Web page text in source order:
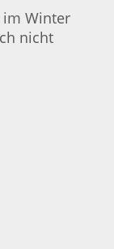
im Winter
nicht